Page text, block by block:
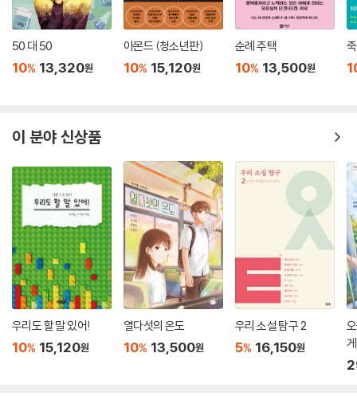
50 대 50
10% 13,320원
아몬드 (청소년판)
10% 15,120원
순례 주택
10% 13,500원
이 분야 신상품
우리도 할 말 있어!
10% 15,120원
열다섯의 온도
10% 13,500원
우리 소설 탐구 2
5% 16,150원